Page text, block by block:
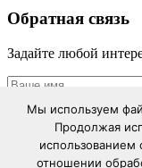
Мы используем
Продолжая
использованием
отношении
Обратная связь
Задайте любой
Отправляя